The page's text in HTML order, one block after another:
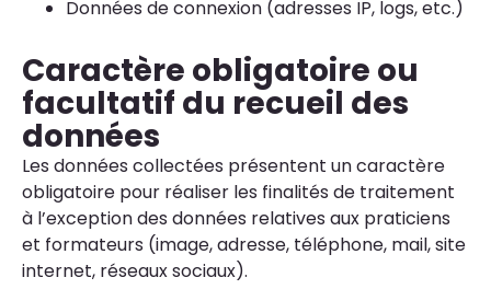
Données de connexion (adresses IP, logs, etc.)
Caractère obligatoire ou
facultatif du recueil des
données
Les données collectées présentent un caractère
obligatoire pour réaliser les finalités de traitement
à l’exception des données relatives aux praticiens
et formateurs (image, adresse, téléphone, mail, site
internet, réseaux sociaux).